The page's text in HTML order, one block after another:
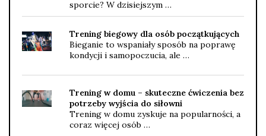
sporcie? W dzisiejszym …
Trening biegowy dla osób początkujących
Bieganie to wspaniały sposób na poprawę
kondycji i samopoczucia, ale …
Trening w domu – skuteczne ćwiczenia bez
potrzeby wyjścia do siłowni
Trening w domu zyskuje na popularności, a
coraz więcej osób …